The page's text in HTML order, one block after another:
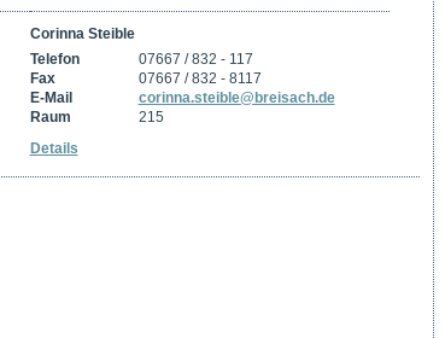
Corinna Steible
Telefon
07667 / 832 - 117
Fax
07667 / 832 - 8117
E-Mail
corinna.steible@breisach.de
Raum
215
Details